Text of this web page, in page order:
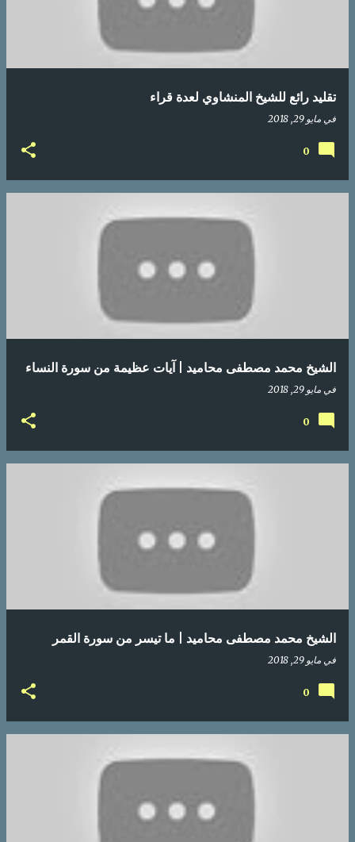
تقليد رائع للشيخ المنشاوي لعدة قراء
في مايو 29, 2018
0
الشيخ محمد مصطفى محاميد | آيات عظيمة من سورة النساء
في مايو 29, 2018
0
الشيخ محمد مصطفى محاميد | ما تيسر من سورة القمر
في مايو 29, 2018
0